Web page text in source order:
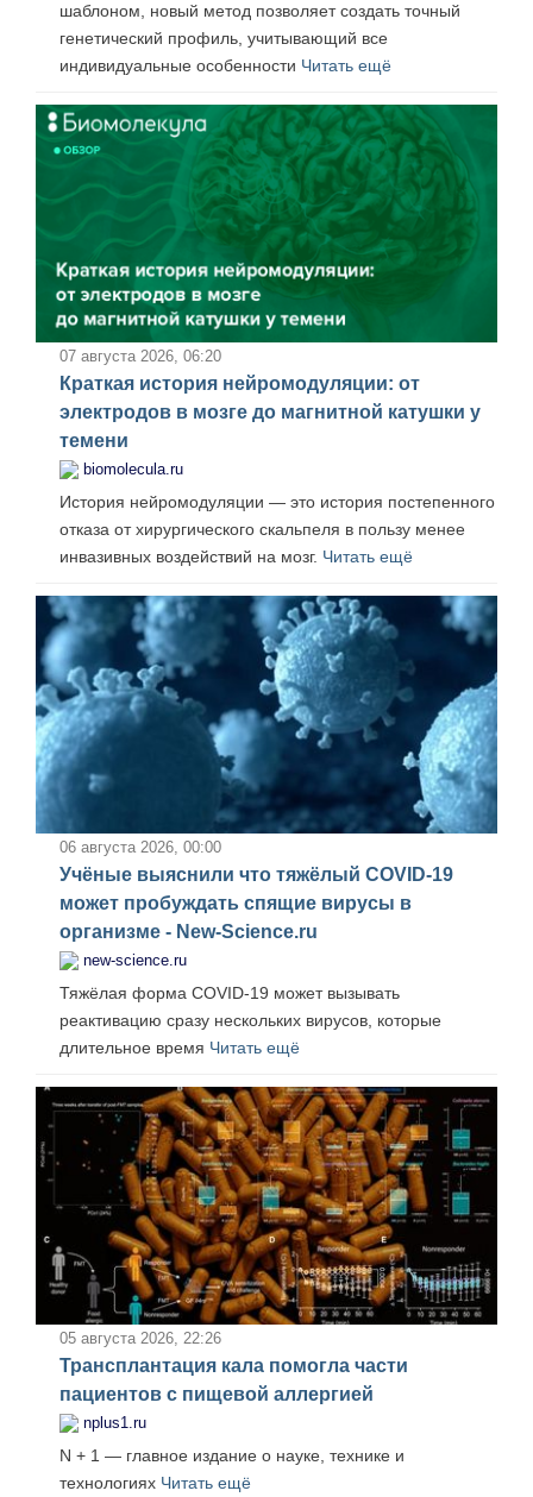
шаблоном, новый метод позволяет создать точный
генетический профиль, учитывающий все
индивидуальные особенности Читать ещё
07 августа 2026, 06:20
Краткая история нейромодуляции: от
электродов в мозге до магнитной катушки у
темени
biomolecula.ru
История нейромодуляции — это история постепенного
отказа от хирургического скальпеля в пользу менее
инвазивных воздействий на мозг. Читать ещё
06 августа 2026, 00:00
Учёные выяснили что тяжёлый COVID-19
может пробуждать спящие вирусы в
организме - New-Science.ru
new-science.ru
Тяжёлая форма COVID-19 может вызывать
реактивацию сразу нескольких вирусов, которые
длительное время Читать ещё
05 августа 2026, 22:26
Трансплантация кала помогла части
пациентов с пищевой аллергией
nplus1.ru
N + 1 — главное издание о науке, технике и
технологиях Читать ещё